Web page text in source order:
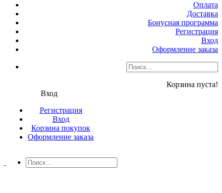
Оплата
Доставка
Бонусная программа
Регистрация
Вход
Оформление заказа
Корзина пуста!
Вход
Регистрация
Вход
Корзина покупок
Оформление заказа